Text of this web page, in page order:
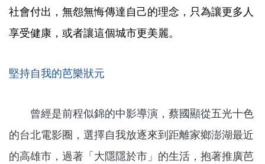
社會付出，無怨無悔傳達自己的理念，只為讓更多人
享受健康，或者讓這個城市更美麗。
堅持自我的芭樂狀元
曾經是前程似錦的中影導演，蔡國顯從五光十色
的台北電影圈，選擇自我放逐來到距離家鄉澎湖最近
的高雄市，過著「大隱隱於市」的生活，抱著推廣芭